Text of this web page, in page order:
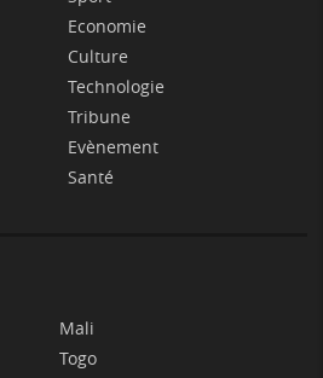
Economie
Culture
Technologie
Tribune
Evènement
Santé
Mali
Togo